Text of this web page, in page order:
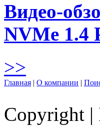
Видео-
NVMe 1.4
>>
Главная | О компании |
Copyright |